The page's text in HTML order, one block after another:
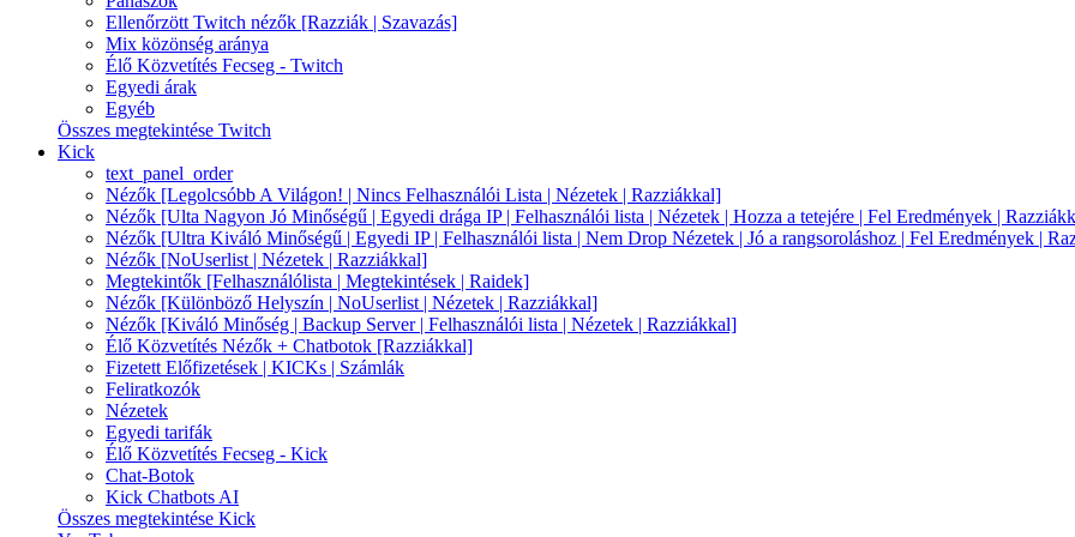
Ellenőrzött Twitch nézők [Razziák | Szavazás]
Mix közönség aránya
Élő Közvetítés Fecseg - Twitch
Egyedi árak
Egyéb
Összes megtekintése Twitch
Kick
text_panel_order
Nézők [Legolcsóbb A Világon! | Nincs Felhasználói Lista | Nézetek | Razziákkal]
Nézők [Ulta Nagyon Jó Minőségű | Egyedi drága IP | Felhasználói lista | Nézetek | Hozza a tetejére | Fel Eredmények |
Nézők [Ultra Kiváló Minőségű | Egyedi IP | Felhasználói lista | Nem Drop Nézetek | Jó a rangsoroláshoz | Fel Eredmények |
Nézők [NoUserlist | Nézetek | Razziákkal]
Megtekintők [Felhasználólista | Megtekintések | Raidek]
Nézők [Különböző Helyszín | NoUserlist | Nézetek | Razziákkal]
Nézők [Kiváló Minőség | Backup Server | Felhasználói lista | Nézetek | Razziákkal]
Élő Közvetítés Nézők + Chatbotok [Razziákkal]
Fizetett Előfizetések | KICKs | Számlák
Feliratkozók
Nézetek
Egyedi tarifák
Élő Közvetítés Fecseg - Kick
Chat-Botok
Kick Chatbots AI
Összes megtekintése Kick